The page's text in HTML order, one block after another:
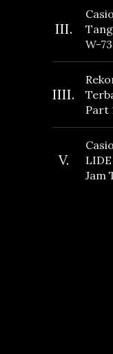
III.
W-
dan
IIII.
Part
Baru!
V.
Jam